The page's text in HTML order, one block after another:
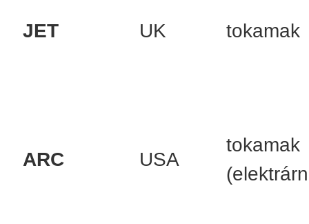
JET UK tokamak
ARC USA
tokamak